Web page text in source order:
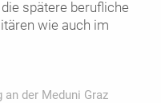
spätere berufliche
wie auch im
der Meduni Graz